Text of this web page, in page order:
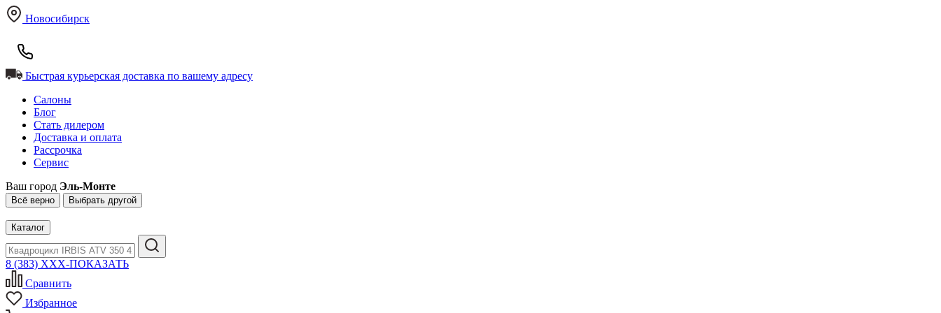
Новосибирск
Быстрая курьерская доставка по вашему адресу
Салоны
Блог
Стать дилером
Доставка и оплата
Рассрочка
Сервис
Ваш город Эль-Монте
Всё верно Выбрать другой
Каталог
8 (383) XXX-ПОКАЗАТЬ
Сравнить
Избранное